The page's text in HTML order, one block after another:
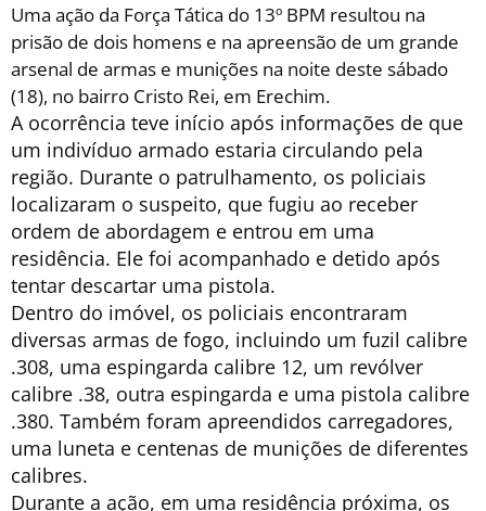
Uma ação da Força Tática do 13º BPM resultou na
prisão de dois homens e na apreensão de um grande
arsenal de armas e munições na noite deste sábado
(18), no bairro Cristo Rei, em Erechim.
A ocorrência teve início após informações de que
um indivíduo armado estaria circulando pela
região. Durante o patrulhamento, os policiais
localizaram o suspeito, que fugiu ao receber
ordem de abordagem e entrou em uma
residência. Ele foi acompanhado e detido após
tentar descartar uma pistola.
Dentro do imóvel, os policiais encontraram
diversas armas de fogo, incluindo um fuzil calibre
.308, uma espingarda calibre 12, um revólver
calibre .38, outra espingarda e uma pistola calibre
.380. Também foram apreendidos carregadores,
uma luneta e centenas de munições de diferentes
calibres.
Durante a ação, em uma residência próxima, os